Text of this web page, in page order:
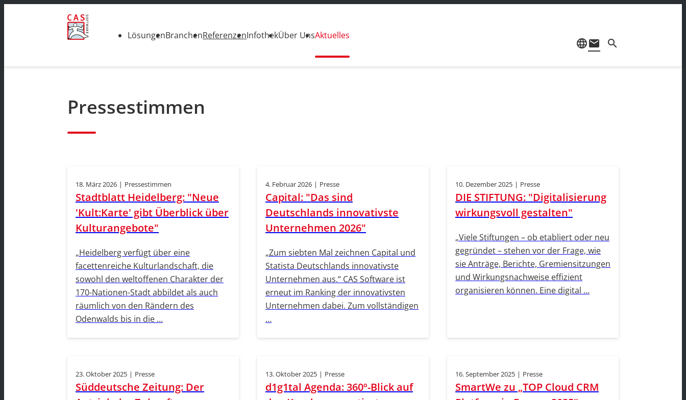
LösungenBranchenReferenzenInfothekÜber UnsAktuelles
languagemail search
Pressestimmen
18. März 2026 | Pressestimmen
Stadtblatt Heidelberg: "Neue
'Kult:Karte' gibt Überblick über
Kulturangebote"
„Heidelberg verfügt über eine
facettenreiche Kulturlandschaft, die
sowohl den weltoffenen Charakter der
170-Nationen-Stadt abbildet als auch
räumlich von den Rändern des
Odenwalds bis in die …
4. Februar 2026 | Presse
Capital: "Das sind
Deutschlands innovativste
Unternehmen 2026"
„Zum siebten Mal zeichnen Capital und
Statista Deutschlands innovativste
Unternehmen aus.“ CAS Software ist
erneut im Ranking der innovativsten
Unternehmen dabei. Zum vollständigen
…
10. Dezember 2025 | Presse
DIE STIFTUNG: "Digitalisierung
wirkungsvoll gestalten"
„Viele Stiftungen – ob etabliert oder neu
gegründet – stehen vor der Frage, wie
sie Anträge, Berichte, Gremiensitzungen
und Wirkungsnachweise effizient
organisieren können. Eine digital …
23. Oktober 2025 | Presse
Süddeutsche Zeitung: Der
13. Oktober 2025 | Presse
d1g1tal Agenda: 360º-Blick auf
16. September 2025 | Presse
SmartWe zu „TOP Cloud CRM